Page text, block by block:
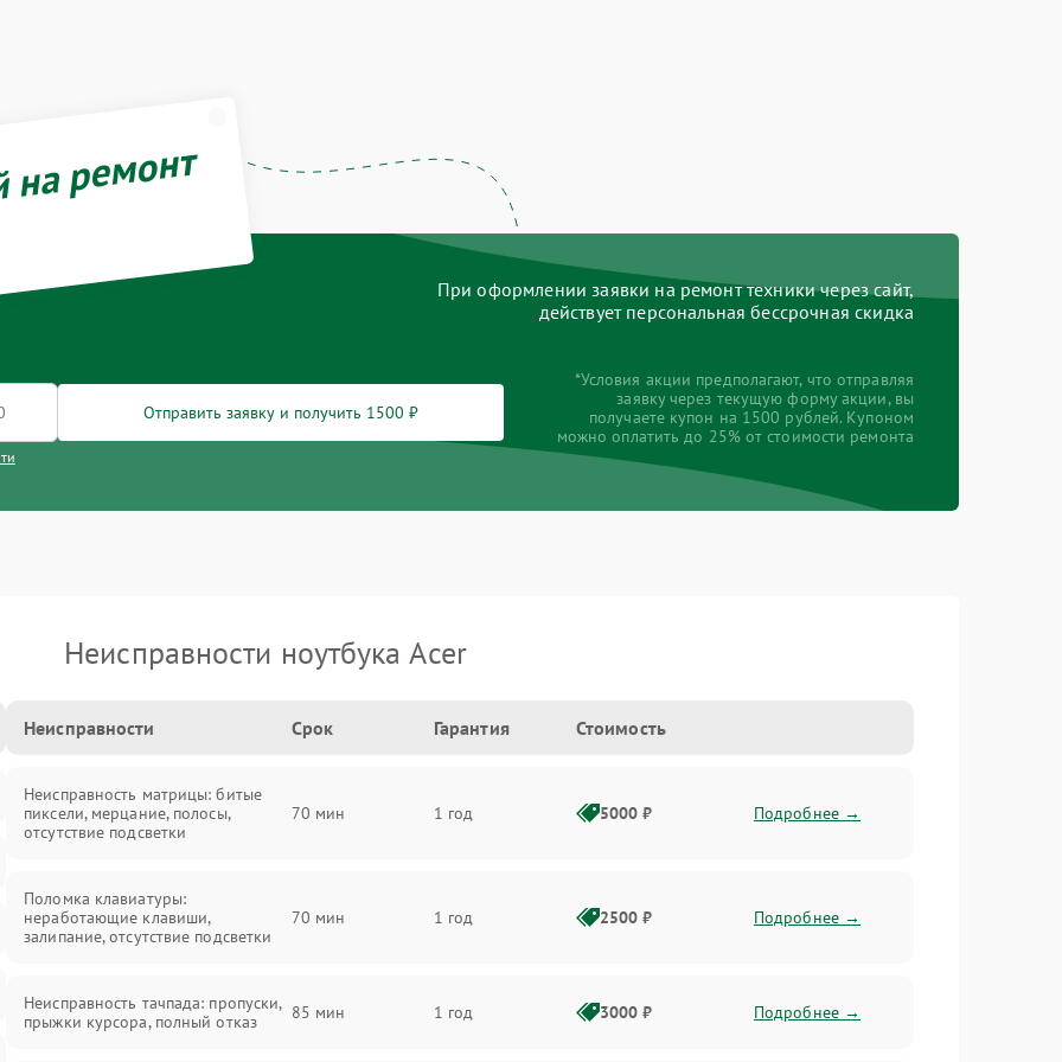
ремонт
При оформлении заявки на ремонт техники через сайт,
действует персональная бессрочная скидка
Отправить заявку и получить 1500 ₽
*Условия акции предполагают, что отправляя
заявку через текущую форму акции, вы
получаете купон на 1500 рублей. Купоном
можно оплатить до 25% от стоимости ремонта
Неисправности ноутбука Acer
Неисправности Срок Гарантия Стоимость
Неисправность матрицы: битые
пиксели, мерцание, полосы,
отсутствие подсветки
70 мин 1 год 5000 ₽ Подробнее →
Поломка клавиатуры:
неработающие клавиши,
залипание, отсутствие подсветки
70 мин 1 год 2500 ₽ Подробнее →
Неисправность тачпада: пропуски,
прыжки курсора, полный отказ
85 мин 1 год 3000 ₽ Подробнее →